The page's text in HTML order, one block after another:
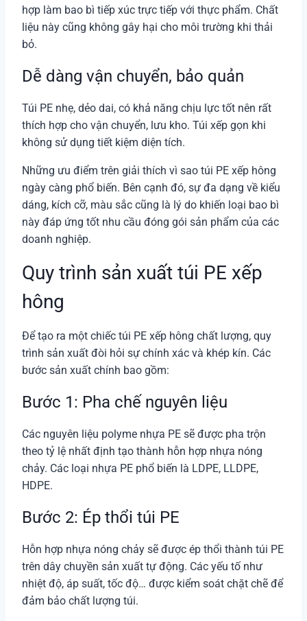
hợp làm bao bì tiếp xúc trực tiếp với thực phẩm. Chất
liệu này cũng không gây hại cho môi trường khi thải
bỏ.
Dễ dàng vận chuyển, bảo quản
Túi PE nhẹ, dẻo dai, có khả năng chịu lực tốt nên rất
thích hợp cho vận chuyển, lưu kho. Túi xếp gọn khi
không sử dụng tiết kiệm diện tích.
Những ưu điểm trên giải thích vì sao túi PE xếp hông
ngày càng phổ biến. Bên cạnh đó, sự đa dạng về kiểu
dáng, kích cỡ, màu sắc cũng là lý do khiến loại bao bì
này đáp ứng tốt nhu cầu đóng gói sản phẩm của các
doanh nghiệp.
Quy trình sản xuất túi PE xếp
hông
Để tạo ra một chiếc túi PE xếp hông chất lượng, quy
trình sản xuất đòi hỏi sự chính xác và khép kín. Các
bước sản xuất chính bao gồm:
Bước 1: Pha chế nguyên liệu
Các nguyên liệu polyme nhựa PE sẽ được pha trộn
theo tỷ lệ nhất định tạo thành hỗn hợp nhựa nóng
chảy. Các loại nhựa PE phổ biến là LDPE, LLDPE,
HDPE.
Bước 2: Ép thổi túi PE
Hỗn hợp nhựa nóng chảy sẽ được ép thổi thành túi PE
trên dây chuyền sản xuất tự động. Các yếu tố như
nhiệt độ, áp suất, tốc độ… được kiểm soát chặt chẽ để
đảm bảo chất lượng túi.